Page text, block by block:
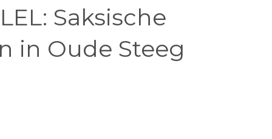
Saksische
in Oude Steeg